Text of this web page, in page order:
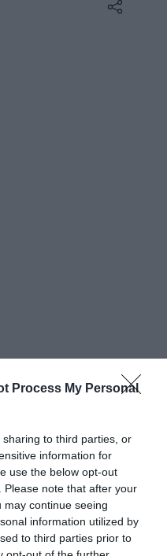
Process My Personal
to third parties, or
information for
use the below opt-out
note that after your
continue seeing
information utilized by
to third parties prior to
Noha a